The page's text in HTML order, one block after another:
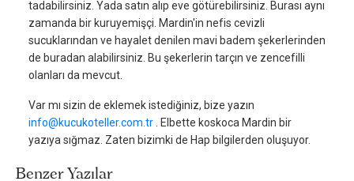
tadabilirsiniz. Yada satın alıp eve götürebilirsiniz. Burası aynı
zamanda bir kuruyemişçi. Mardin'in nefis cevizli
sucuklarından ve hayalet denilen mavi badem şekerlerinden
de buradan alabilirsiniz. Bu şekerlerin tarçın ve zencefilli
olanları da mevcut.
Var mı sizin de eklemek istediğiniz, bize yazın
info@kucukoteller.com.tr . Elbette koskoca Mardin bir
yazıya sığmaz. Zaten bizimki de Hap bilgilerden oluşuyor.
Benzer Yazılar